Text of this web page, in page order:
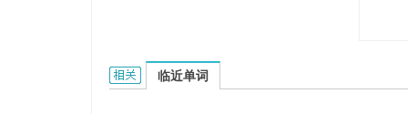
Lourdou的相关资料：
临近单词